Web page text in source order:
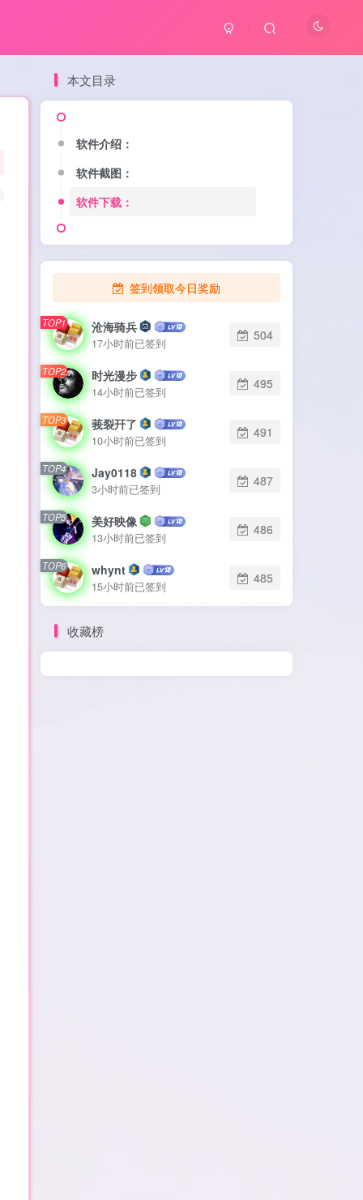
本文目录
软件介绍：
软件截图：
软件下载：
签到领取今日奖励
TOP1 沧海骑兵
17小时前已签到
504
TOP2 时光漫步
14小时前已签到
495
TOP3 莪裂幵了
10小时前已签到
491
TOP4 Jay0118
3小时前已签到
487
TOP5 美好映像
13小时前已签到
486
TOP6 whynt
15小时前已签到
485
收藏榜
软件介绍：
软件截图：
软件下载：
TOP1 沧海骑兵
17小时前已签到
504
TOP2 时光漫步
14小时前已签到
495
TOP3 莪裂幵了
10小时前已签到
491
TOP4 Jay0118
3小时前已签到
487
TOP5 美好映像
13小时前已签到
486
TOP6 whynt
15小时前已签到
485